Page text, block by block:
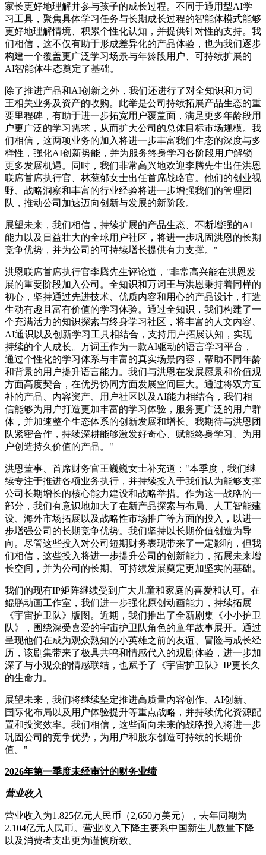
家长更好地理解并参与孩子的成长过程。不同于通用型AI学
习工具，聚焦具体学习任务与长期成长过程的智能体模式能够
更好地理解情境、积累个性化认知，并提供针对性的支持。我
们相信，这不仅有助于形成差异化的产品体验，也为我们逐步
构建一个覆盖更广泛学习场景与年龄段用户、可持续扩展的
AI智能体生态奠定了基础。
除了推进产品和AI创新之外，我们还进行了对全知识和万词
王相关业务及资产的收购。此举是公司持续拓展产品生态的重
要里程碑，有助于进一步拓宽用户覆盖面，满足更多年龄段用
户更广泛的学习需求，从而扩大公司的总体目标市场规模。我
们相信，这两项业务的加入将进一步丰富我们生态的深度与多
样性，强化AI创新势能，并为服务终身学习各阶段用户解锁
更多发展机遇。同时，我们非常高兴地欢迎李腾先生出任洪恩
联席首席执行官、林葱郁女士出任首席战略官。他们的创业视
野、战略洞察和丰富的行业经验将进一步增强我们的管理团
队，推动公司加速迈向创新与发展的新阶段。
展望未来，我们相信，持续扩展的产品生态、不断增强的AI
能力以及日益壮大的全球用户社区，将进一步巩固洪恩的长期
竞争优势，并为公司的可持续增长提供有力支撑。"
洪恩联席首席执行官李腾先生评论道，"非常高兴能在洪恩发
展的重要阶段加入公司。全知识和万词王与洪恩秉持着同样的
初心，坚持通过先进技术、优质内容和用心的产品设计，打造
生动有趣且富有价值的学习体验。通过全知识，我们构建了一
个充满活力的知识探索与终身学习社区，将丰富的人文内容、
AI通识以及创新学习工具相结合，支持用户拓展认知，实现
持续的个人成长。万词王作为一款AI驱动的语言学习平台，
通过个性化的学习体系与丰富的真实场景内容，帮助不同年龄
和背景的用户提升语言能力。我们与洪恩在发展愿景和价值观
方面高度契合，在优势协同方面发展空间巨大。通过将双方互
补的产品、内容资产、用户社区以及AI能力相结合，我们相
信能够为用户打造更加丰富的学习体验，服务更广泛的用户群
体，并加速整个生态体系的创新发展和增长。我期待与洪恩团
队紧密合作，持续深耕能够激发好奇心、赋能终身学习、为用
户创造持久价值的产品。"
洪恩董事、首席财务官王巍巍女士补充道："本季度，我们继
续专注于推进各项业务执行，并持续投入于我们认为能够支撑
公司长期增长的核心能力建设和战略举措。作为这一战略的一
部分，我们有意识地加大了在新产品探索与布局、人工智能建
设、海外市场拓展以及战略性市场推广等方面的投入，以进一
步增强公司的长期竞争优势。我们坚持以长期价值创造为导
向。尽管这些投入对公司短期财务表现带来了一定影响，但我
们相信，这些投入将进一步提升公司的创新能力，拓展未来增
长空间，并为公司的长期、可持续发展奠定更加坚实的基础。
我们的现有IP矩阵继续受到广大儿童和家庭的喜爱和认可。在
鲲鹏动画工作室，我们进一步强化原创动画能力，持续拓展
《宇宙护卫队》版图。近期，我们推出了全新剧集《小小护卫
队》，围绕深受喜爱的宇宙护卫队角色的童年故事展开。通过
呈现他们在成为观众熟知的小英雄之前的友谊、冒险与成长经
历，该剧集带来了极具共鸣和情感代入的观剧体验，进一步加
深了与小观众的情感联结，也赋予了《宇宙护卫队》IP更长久
的生命力。
展望未来，我们将继续坚定推进高质量内容创作、AI创新、
国际化布局以及用户体验提升等重点战略，并持续优化资源配
置和投资效率。我们相信，这些面向未来的战略投入将进一步
巩固公司的竞争优势，为用户和股东创造可持续的长期价
值。"
2026年第一季度未经审计的财务业绩
营业收入
营业收入为1.825亿元人民币（2,650万美元），去年同期为
2.104亿元人民币。营业收入下降主要系中国新生儿数量下降
以及消费者支出更为谨慎所致。